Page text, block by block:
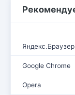
Яндекс.Браузер
Google Chrome
Opera